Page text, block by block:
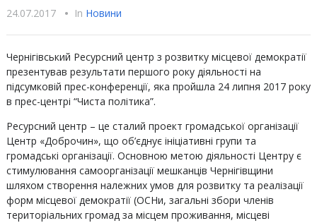
24.07.2017 • In Новини
Чернігівський Ресурсний центр з розвитку місцевої демократії
презентував результати першого року діяльності на
підсумковій прес-конференції, яка пройшла 24 липня 2017 року
в прес-центрі “Чиста політика”.
Ресурсний центр – це сталий проект громадської організації
Центр «Доброчин», що об’єднує ініціативні групи та
громадські організації. Основною метою діяльності Центру є
стимулювання самоорганізації мешканців Чернігівщини
шляхом створення належних умов для розвитку та реалізації
форм місцевої демократії (ОСНи, загальні збори членів
територіальних громад за місцем проживання, місцеві